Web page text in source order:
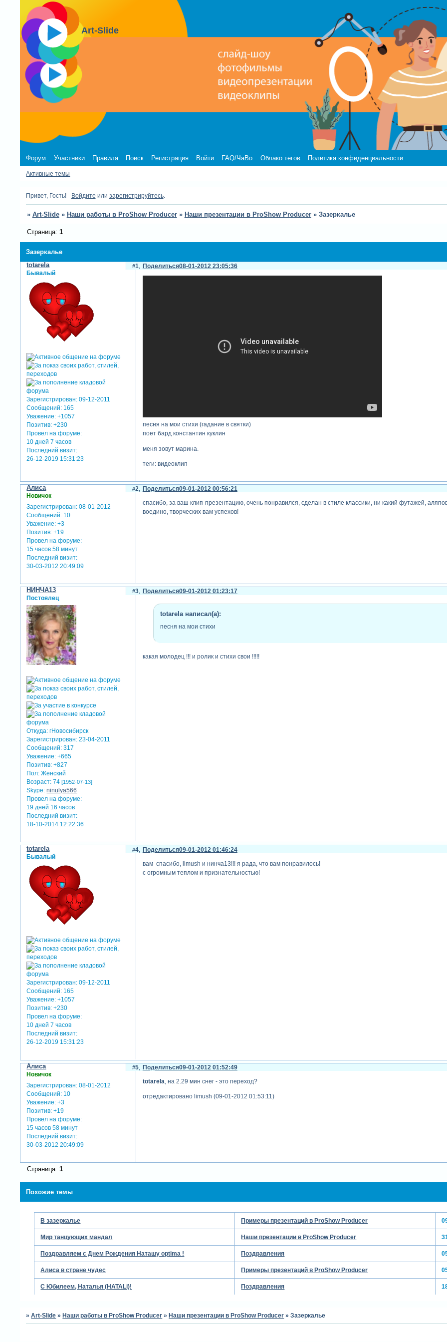
Art-Slide
Форум Участники Правила Поиск Регистрация Войти FAQ/ЧаВо Облако тегов Политика конфиденциальности
Активные темы
Привет, Гость! Войдите или зарегистрируйтесь.
» Art-Slide » Наши работы в ProShow Producer » Наши презентации в ProShow Producer » Зазеркалье
Зазеркалье
Страница: 1
Поделиться
1 08-01-2012 23:05:36
totarela
Бывалый
Зарегистрирован: 09-12-2011
Сообщений: 165
Уважение: +1057
Позитив: +230
Провел на форуме:
10 дней 7 часов
Последний визит:
26-12-2019 15:31:23
песня на мои стихи (гадание в святки)
поет бард константин куклин
меня зовут марина.
теги: видеоклип
Поделиться
2 09-01-2012 00:56:21
Алиса
Новичок
Зарегистрирован: 08-01-2012
Сообщений: 10
Уважение: +3
Позитив: +19
Провел на форуме:
15 часов 58 минут
Последний визит:
30-03-2012 20:49:09
спасибо, за ваш клип-презентацию, очень понравился, сделан в стиле классики, ни какий футажей,
воедино, творческих вам успехов!
Поделиться
3 09-01-2012 01:23:17
НИНЧА13
Постоялец
Откуда: гНовосибирск
Зарегистрирован: 23-04-2011
Сообщений: 317
Уважение: +665
Позитив: +827
Пол: Женский
Возраст: 74[1952-07-13]
Skype: ninulya566
Провел на форуме:
19 дней 16 часов
Последний визит:
18-10-2014 12:22:36
totarela написал(а):
песня на мои стихи
какая молодец !!! и ролик и стихи свои !!!!!
Поделиться
4 09-01-2012 01:46:24
totarela
Бывалый
Зарегистрирован: 09-12-2011
Сообщений: 165
Уважение: +1057
Позитив: +230
Провел на форуме:
10 дней 7 часов
Последний визит:
26-12-2019 15:31:23
вам спасибо, limush и нинча13!!! я рада, что вам понравилось!
с огромным теплом и признательностью!
Поделиться
5 09-01-2012 01:52:49
Алиса
Новичок
Зарегистрирован: 08-01-2012
Сообщений: 10
Уважение: +3
Позитив: +19
Провел на форуме:
15 часов 58 минут
Последний визит:
30-03-2012 20:49:09
totarela, на 2.29 мин снег - это переход?
отредактировано limush (09-01-2012 01:53:11)
Страница: 1
Похожие темы
В зазеркалье Примеры презентаций в ProShow Producer
Мир танцующих мандал Наши презентации в ProShow Producer
Поздравляем с Днем Рождения Наташу optima ! Поздравления
Алиса в стране чудес Примеры презентаций в ProShow Producer
С Юбилеем, Наталья (HATALi)! Поздравления
»Art-Slide » Наши работы в ProShow Producer » Наши презентации в ProShow Producer »Зазеркалье